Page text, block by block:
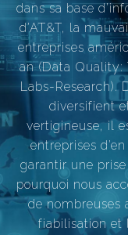
dans sa base
d’AT&T, la
entreprises
an (Data Quality:
Labs-Research).
diversifient
vertigineuse, il
entreprises
garantir une
pourquoi nous
de nombreuses
fiabilisation et